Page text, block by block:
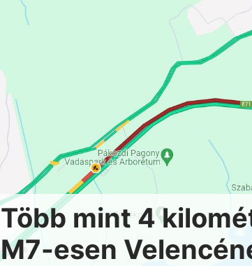
Több mint 4
M7-esen